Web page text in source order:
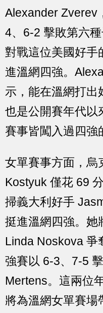
Alexander Zverev
4、6-2 擊敗第六
對戰這位美國好手
進溫網四強。
示，能在溫網打出
也是公開賽年代以
賽事皆闖入過四強
女單賽事方面，烏
Kostyuk 僅花 69
掃義大利好手
挺進溫網四強。她
Linda Noskova 爭
強賽以 6-3、7-5
Mertens。這兩位
將為溫網女單賽場